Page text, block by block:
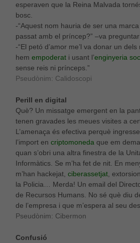
esperaven que la Reina Malvada
bosc.
-“Aquest nom hauria de ser una
passat amb el príncep?” –va
-“El petó d’amor me’l va donar un
hem empoderati usant l’enginyeria
sense reis ni prínceps.”
Pseudònim: Calidoscopi
Perill en digital
Què? Un missatge emergent en la
tenen gravades les meues visites a
L’amenaça és efectiva perquè
l’import en criptomoneda que em
quan s’obri una altra finestra de la
Informàtics. Se m’ha fet de nit. En
m’han hackejat, ciberassetjat,
la Policia… Merda! Un email del
de Recursos Humans. No sé què diu
de l’empresa i que m’espera al seu
Pseudònim: Cibermon
Confusió